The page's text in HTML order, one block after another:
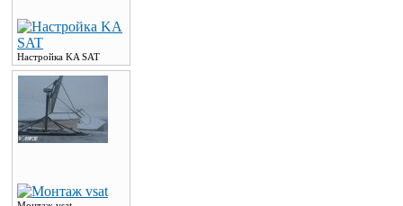
Настройка KA SAT